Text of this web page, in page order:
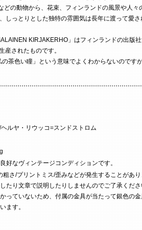
どの動物から、花束、フィンランドの風景や人々
しっとりとした独特の雰囲気は長年に渡って愛さ
KIRJAKERHO」はフィンランドの出版社
産されたものです。
茶色い瞳」という意味でよくわからないのです
ルヤ・リウッコ=スンドストロム
好なヴィンテージコンディションです。
さ/プリントミス/歪みなどが発生することがあ
たり文章で説明したりしませんのでご了承くださ
っていないため、付属の金具が当たって銀色の
ます。